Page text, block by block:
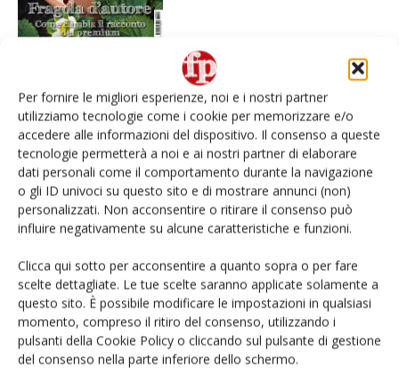
Per fornire le migliori esperienze, noi e i nostri partner
utilizziamo tecnologie come i cookie per memorizzare e/o
accedere alle informazioni del dispositivo. Il consenso a queste
tecnologie permetterà a noi e ai nostri partner di elaborare
dati personali come il comportamento durante la navigazione
o gli ID univoci su questo sito e di mostrare annunci (non)
personalizzati. Non acconsentire o ritirare il consenso può
influire negativamente su alcune caratteristiche e funzioni.
Clicca qui sotto per acconsentire a quanto sopra o per fare
scelte dettagliate. Le tue scelte saranno applicate solamente a
questo sito. È possibile modificare le impostazioni in qualsiasi
momento, compreso il ritiro del consenso, utilizzando i
pulsanti della Cookie Policy o cliccando sul pulsante di gestione
del consenso nella parte inferiore dello schermo.
I più visti
Spazio Conad: continua la conversione dei punti di
vendita
L’ortofrutta di Extra Supermercati tra localismo e
Ai #Repartofresh
Non è una susina: è Metis… e può rivoluzionare la
categoria
Fichidindia, tutto quello che serve per la raccolta
fai da te